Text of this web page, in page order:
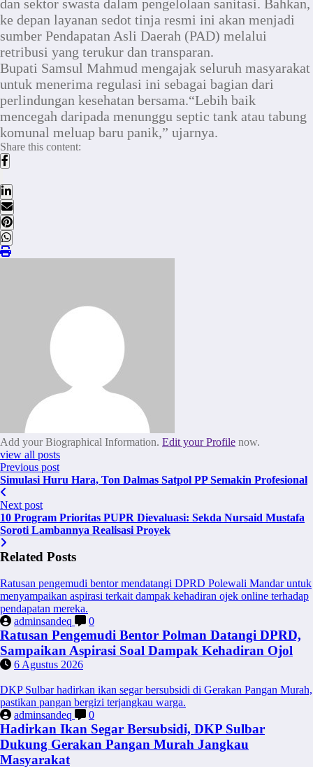
dan sektor swasta dalam pengelolaan sanitasi. Bahkan,
ke depan layanan sedot tinja resmi ini akan menjadi
sumber Pendapatan Asli Daerah (PAD) melalui
retribusi yang terukur dan transparan.
Bupati Samsul Mahmud mengajak seluruh masyarakat
untuk menerima regulasi ini sebagai bagian dari
perlindungan kesehatan bersama.“Lebih baik
mencegah daripada menunggu septic tank atau tabung
komunal meluap baru panik,” ujarnya.
Share this content:
Add your Biographical Information. Edit your Profile now.
view all posts
Previous post
Simulasi Huru Hara, Ton Dalmas Satpol PP Semakin Profesional
Next post
10 Program Prioritas PUPR Dievaluasi: Sekda Nursaid Mustafa
Soroti Lambannya Realisasi Proyek
Related Posts
Ratusan pengemudi bentor mendatangi DPRD Polewali Mandar untuk
menyampaikan aspirasi terkait dampak kehadiran ojek online terhadap
pendapatan mereka.
adminsandeq
0
Ratusan Pengemudi Bentor Polman Datangi DPRD,
Sampaikan Aspirasi Soal Dampak Kehadiran Ojol
6 Agustus 2026
DKP Sulbar hadirkan ikan segar bersubsidi di Gerakan Pangan Murah,
pastikan pangan bergizi terjangkau warga.
adminsandeq
0
Hadirkan Ikan Segar Bersubsidi, DKP Sulbar
Dukung Gerakan Pangan Murah Jangkau
Masyarakat